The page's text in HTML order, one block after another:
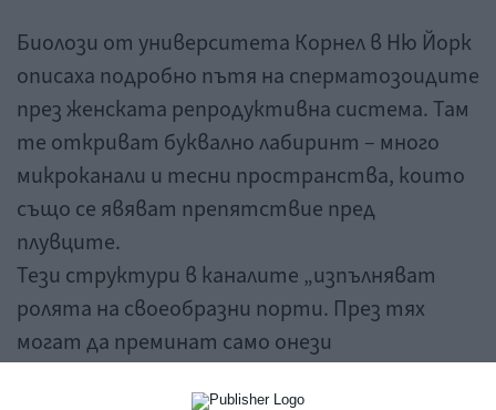
Биолози от университета Корнел в Ню Йорк
описаха подробно пътя на сперматозоидите
през женската репродуктивна система. Там
те откриват буквално лабиринт – много
микроканали и тесни пространства, които
също се явяват препятствие пред
плувците.
Тези структури в каналите „изпълняват
ролята на своеобразни порти. През тях
могат да преминат само онези